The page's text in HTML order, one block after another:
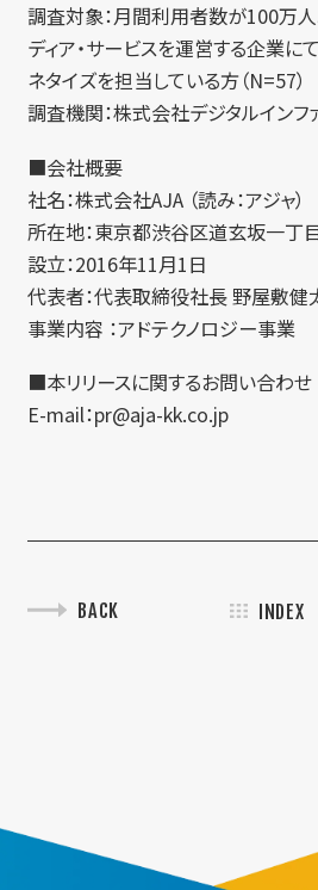
調査対象：月間利用者数が100万人
ディア・サービスを運営する企業に
ネタイズを担当している方（N=57）
調査機関：株式会社デジタルインフ
■会社概要
社名：株式会社AJA （読み：アジャ）
所在地：東京都渋谷区道玄坂一丁
設立：2016年11月1日
代表者：代表取締役社長 野屋敷健
事業内容 ：アドテクノロジー事業
■本リリースに関するお問い合わせ
E-mail：pr@aja-kk.co.jp
BACK INDEX